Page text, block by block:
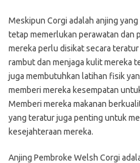
Meskipun Corgi adalah anjing
tetap memerlukan perawatan dan
mereka perlu disikat secara
rambut dan menjaga kulit mereka
juga membutuhkan latihan fisik
memberi mereka kesempatan
Memberi mereka makanan
yang teratur juga penting untuk
kesejahteraan mereka.
Anjing Pembroke Welsh Corgi